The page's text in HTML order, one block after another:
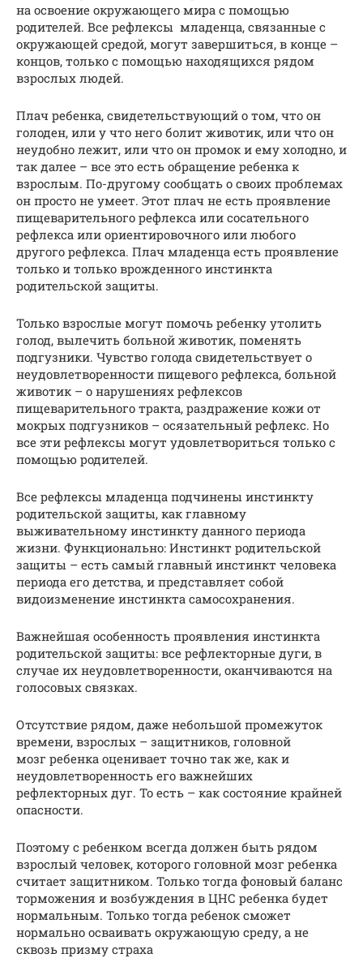
на освоение окружающего мира с помощью
родителей. Все рефлексы младенца, связанные с
окружающей средой, могут завершиться, в конце –
концов, только с помощью находящихся рядом
взрослых людей.
Плач ребенка, свидетельствующий о том, что он
голоден, или у что него болит животик, или что он
неудобно лежит, или что он промок и ему холодно, и
так далее – все это есть обращение ребенка к
взрослым. По-другому сообщать о своих проблемах
он просто не умеет. Этот плач не есть проявление
пищеварительного рефлекса или сосательного
рефлекса или ориентировочного или любого
другого рефлекса. Плач младенца есть проявление
только и только врожденного инстинкта
родительской защиты.
Только взрослые могут помочь ребенку утолить
голод, вылечить больной животик, поменять
подгузники. Чувство голода свидетельствует о
неудовлетворенности пищевого рефлекса, больной
животик – о нарушениях рефлексов
пищеварительного тракта, раздражение кожи от
мокрых подгузников – осязательный рефлекс. Но
все эти рефлексы могут удовлетвориться только с
помощью родителей.
Все рефлексы младенца подчинены инстинкту
родительской защиты, как главному
выживательному инстинкту данного периода
жизни. Функционально: Инстинкт родительской
защиты – есть самый главный инстинкт человека
периода его детства, и представляет собой
видоизменение инстинкта самосохранения.
Важнейшая особенность проявления инстинкта
родительской защиты: все рефлекторные дуги, в
случае их неудовлетворенности, оканчиваются на
голосовых связках.
Отсутствие рядом, даже небольшой промежуток
времени, взрослых – защитников, головной
мозг ребенка оценивает точно так же, как и
неудовлетворенность его важнейших
рефлекторных дуг. То есть – как состояние крайней
опасности.
Поэтому с ребенком всегда должен быть рядом
взрослый человек, которого головной мозг ребенка
считает защитником. Только тогда фоновый баланс
торможения и возбуждения в ЦНС ребенка будет
нормальным. Только тогда ребенок сможет
нормально осваивать окружающую среду, а не
сквозь призму страха